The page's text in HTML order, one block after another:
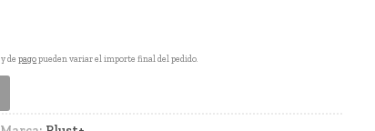
y depagopueden variar el importe final del pedido.